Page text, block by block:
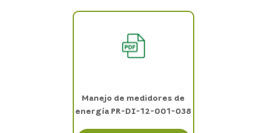
Manejo de medidores de
energía PR-DI-12-001-038